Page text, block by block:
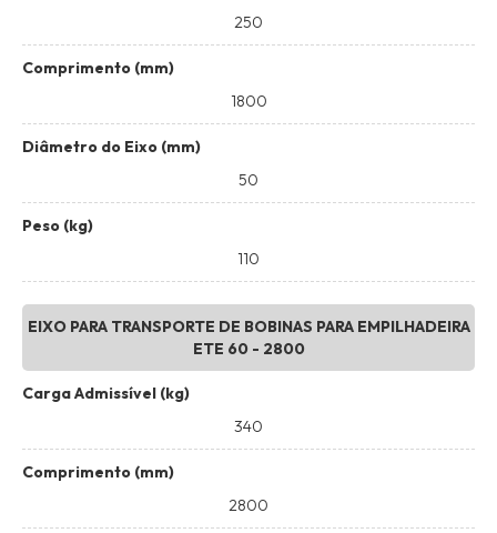
250
Comprimento (mm)
1800
Diâmetro do Eixo (mm)
50
Peso (kg)
110
EIXO PARA TRANSPORTE DE BOBINAS PARA EMPILHADEIRA
ETE 60 - 2800
Carga Admissível (kg)
340
Comprimento (mm)
2800